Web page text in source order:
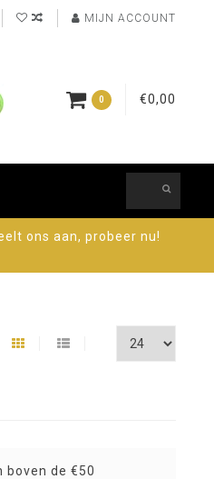
MIJN ACCOUNT
0 €0,00
ons aan, probeer nu!
boven de €50